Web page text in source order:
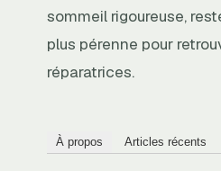
sommeil rigoureuse,
plus pérenne pour
réparatrices.
À propos Articles récents